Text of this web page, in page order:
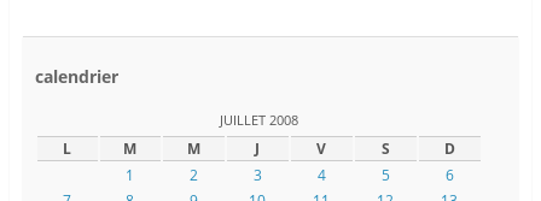
calendrier
JUILLET 2008
L M M J V S
D
1
2 3 4 5
6